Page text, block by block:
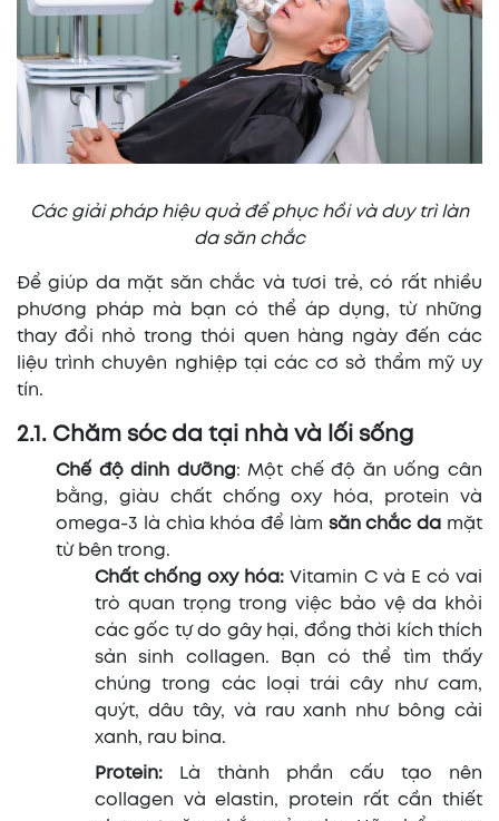
Các giải pháp hiệu quả để phục hồi và duy trì làn
da săn chắc
Để giúp da mặt săn chắc và tươi trẻ, có rất nhiều
phương pháp mà bạn có thể áp dụng, từ những
thay đổi nhỏ trong thói quen hàng ngày đến các
liệu trình chuyên nghiệp tại các cơ sở thẩm mỹ uy
tín.
2.1. Chăm sóc da tại nhà và lối sống
Chế độ dinh dưỡng: Một chế độ ăn uống cân
bằng, giàu chất chống oxy hóa, protein và
omega-3 là chìa khóa để làm săn chắc da mặt
từ bên trong.
Chất chống oxy hóa: Vitamin C và E có vai
trò quan trọng trong việc bảo vệ da khỏi
các gốc tự do gây hại, đồng thời kích thích
sản sinh collagen. Bạn có thể tìm thấy
chúng trong các loại trái cây như cam,
quýt, dâu tây, và rau xanh như bông cải
xanh, rau bina.
Protein: Là thành phần cấu tạo nên
collagen và elastin, protein rất cần thiết